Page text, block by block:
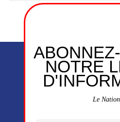
NOTRE
Le